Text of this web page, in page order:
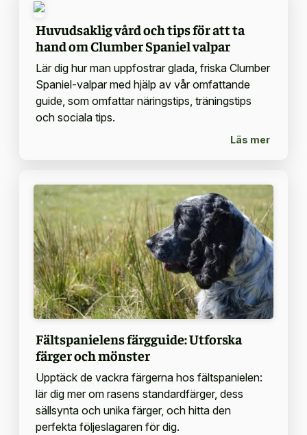
Huvudsaklig vård och tips för att ta
hand om Clumber Spaniel valpar
Lär dig hur man uppfostrar glada, friska Clumber
Spaniel-valpar med hjälp av vår omfattande
guide, som omfattar näringstips, träningstips
och sociala tips.
Läs mer
Fältspanielens färgguide: Utforska
färger och mönster
Upptäck de vackra färgerna hos fältspanielen:
lär dig mer om rasens standardfärger, dess
sällsynta och unika färger, och hitta den
perfekta följeslagaren för dig.